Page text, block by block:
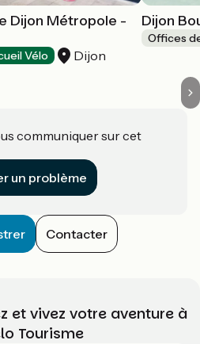
Dijon Métropole -
Vélo Dijon
Dijon
Offices
communiquer sur cet
un problème
Contacter
et vivez votre aventure à
Tourisme